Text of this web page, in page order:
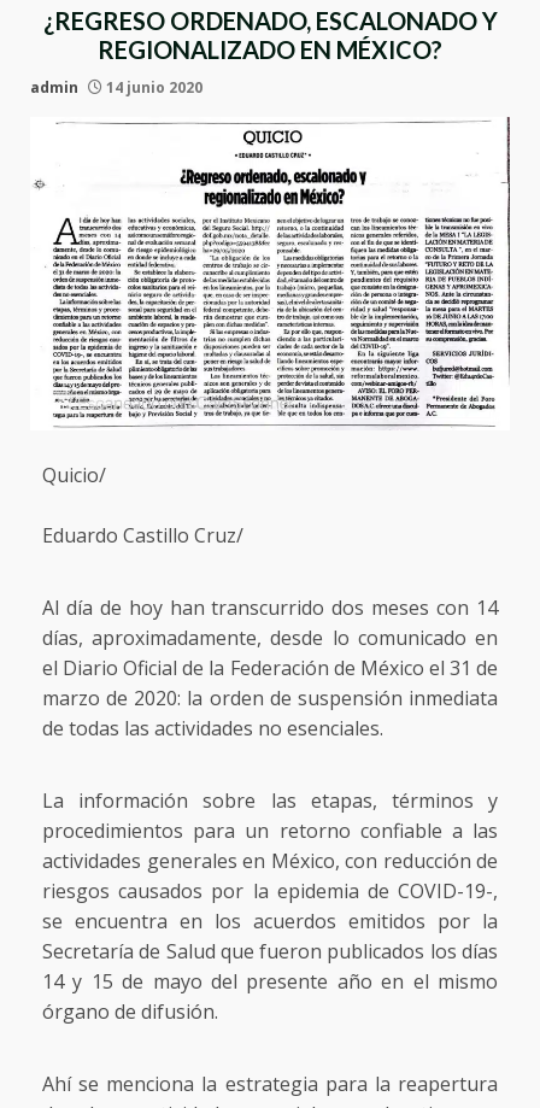
¿REGRESO ORDENADO, ESCALONADO Y
REGIONALIZADO EN MÉXICO?
admin 14 junio 2020
Quicio/
Eduardo Castillo Cruz/
Al día de hoy han transcurrido dos meses con 14
días, aproximadamente, desde lo comunicado en
el Diario Oficial de la Federación de México el 31 de
marzo de 2020: la orden de suspensión inmediata
de todas las actividades no esenciales.
La información sobre las etapas, términos y
procedimientos para un retorno confiable a las
actividades generales en México, con reducción de
riesgos causados por la epidemia de COVID-19-,
se encuentra en los acuerdos emitidos por la
Secretaría de Salud que fueron publicados los días
14 y 15 de mayo del presente año en el mismo
órgano de difusión.
Ahí se menciona la estrategia para la reapertura